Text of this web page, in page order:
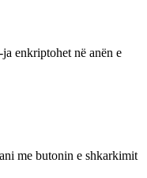
enkriptohet në anën e
me butonin e shkarkimit